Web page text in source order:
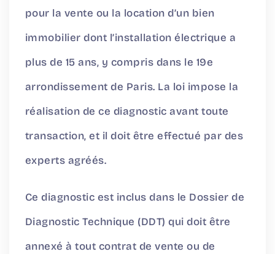
pour la vente ou la location d’un bien
immobilier dont l’installation électrique a
plus de 15 ans, y compris dans le 19e
arrondissement de Paris. La loi impose la
réalisation de ce diagnostic avant toute
transaction, et il doit être effectué par des
experts agréés.
Ce diagnostic est inclus dans le Dossier de
Diagnostic Technique (DDT) qui doit être
annexé à tout contrat de vente ou de